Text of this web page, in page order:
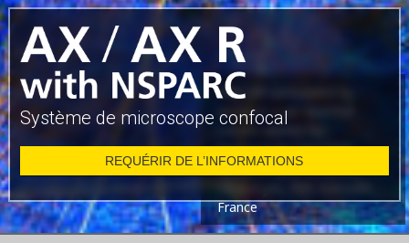
Glial cell surrounded by
axons in a rat neuronal
culture labeled for
microtubules and actin
Dr. Christophe Leterrier,
France
Système de microscope confocal
REQUÉRIR DE L’INFORMATIONS